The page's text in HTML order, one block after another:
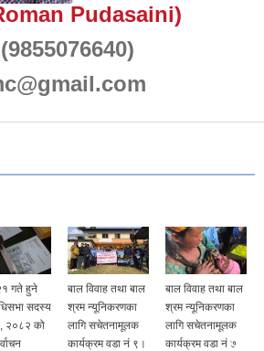
Pudasaini)
गते हुने
सदस्य
२०८२ को
बाल विवाह तथा बाल
श्रम न्यूनिकरणका
लागि सचेतनामूलक
कार्यक्रम वडा नं ९।
बाल विवाह तथा बाल
श्रम न्यूनिकरणका
लागि सचेतनामूलक
कार्यक्रम वडा नं ७